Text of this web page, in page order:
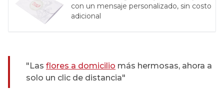
con un mensaje personalizado, sin costo
adicional
"Las flores a domicilio más hermosas, ahora a
solo un clic de distancia"